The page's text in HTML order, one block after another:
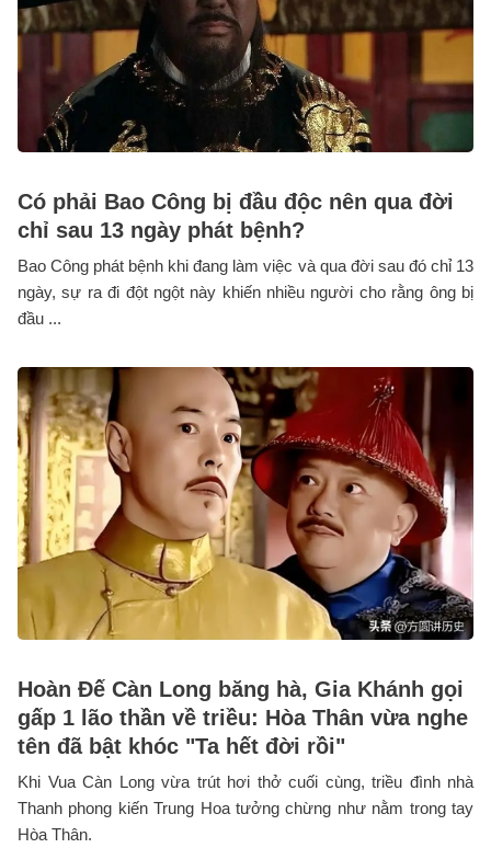
Có phải Bao Công bị đầu độc nên qua đời
chỉ sau 13 ngày phát bệnh?
Bao Công phát bệnh khi đang làm việc và qua đời sau đó chỉ 13
ngày, sự ra đi đột ngột này khiến nhiều người cho rằng ông bị
đầu ...
Hoàn Đế Càn Long băng hà, Gia Khánh gọi
gấp 1 lão thần về triều: Hòa Thân vừa nghe
tên đã bật khóc "Ta hết đời rồi"
Khi Vua Càn Long vừa trút hơi thở cuối cùng, triều đình nhà
Thanh phong kiến Trung Hoa tưởng chừng như nằm trong tay
Hòa Thân.